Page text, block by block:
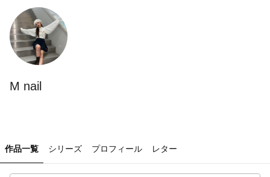
M nail
作品一覧 シリーズ プロフィール レター